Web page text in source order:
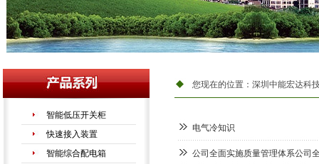
智能低压开关柜
快速接入装置
智能综合配电箱
电气冷知识
公司全面实施质量管理体系公司
您现在的位置： 深圳中能宏达科